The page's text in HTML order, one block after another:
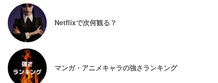
Netflixで次何観る？
マンガ・アニメキャラの強さランキング